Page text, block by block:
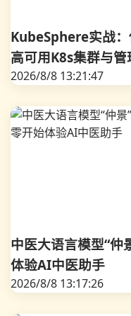
KubeSphere实战
高可用K8s集群与管
2026/8/8 13:21:47
中医大语言模型“仲
体验AI中医助手
2026/8/8 13:17:26